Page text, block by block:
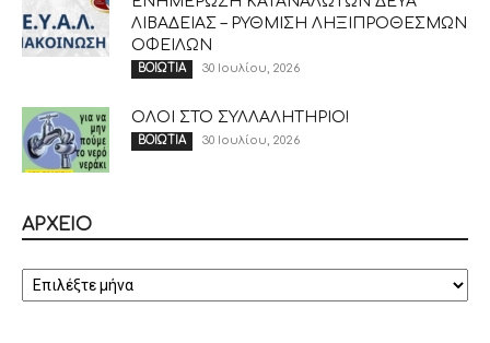
ΛΙΒΑΔΕΙΑΣ – ΡΥΘΜΙΣΗ ΛΗΞΙΠΡΟΘΕΣΜΩΝ
ΟΦΕΙΛΩΝ
ΒΟΙΩΤΙΑ 30 Ιουλίου, 2026
ΟΛΟΙ ΣΤΟ ΣΥΛΛΑΛΗΤΗΡΙΟ!
ΒΟΙΩΤΙΑ 30 Ιουλίου, 2026
ΑΡΧΕΙΟ
ΑΡΧΕΙΟ